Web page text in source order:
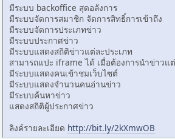
มีระบบ backoffice สุดอลังการ
มีระบบจัดการสมาชิก จัดการสิทธิ์การเข้าถึง
มีระบบจัดการประเภทข่าว
มีระบบประกาศข่าว
มีระบบแสดงสถิติข่าวแต่ละประเภท
สามารถแปะ iframe ได้ เมื่อต้องการนำข่าวแ
มีระบบแสดงคนเข้าชมเว็บไซต์
มีระบบแสดงจำนวนคนอ่านข่าว
มีระบบค้นหาข่าว
แสดงสถิติผู้ประกาศข่าว
ลิงค์รายละเอียด http://bit.ly/2kXmwOB